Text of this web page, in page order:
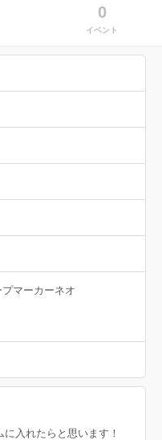
0
イベント
プマーカーネオ
入れたらと思います！